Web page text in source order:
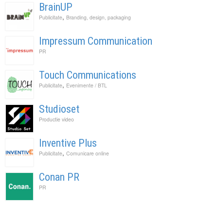
BrainUP
Publicitate, Branding, design, packaging
Impressum Communication
PR
Touch Communications
Publicitate, Evenimente / BTL
Studioset
Productie video
Inventive Plus
Publicitate, Comunicare online
Conan PR
PR